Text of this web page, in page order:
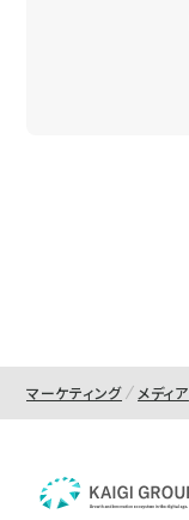
マーケティング メディア